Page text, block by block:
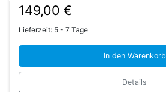
149,00 €
Lieferzeit: 5 - 7 Tage
In den Warenkorb
Details